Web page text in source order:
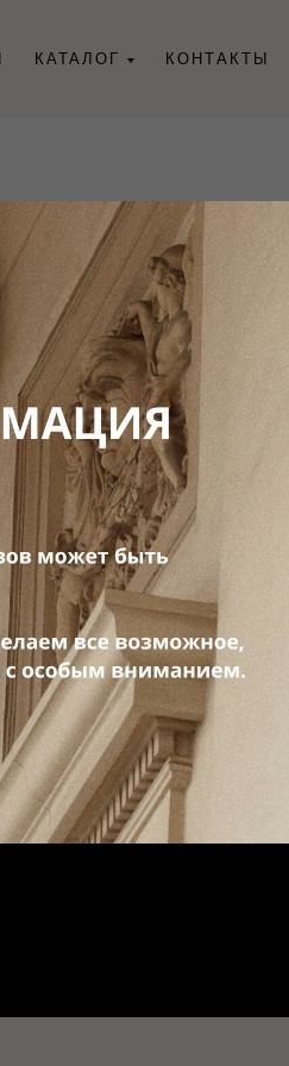
КАТАЛОГ КОНТАКТЫ
О Нас
Контакты
Пресса О Нас